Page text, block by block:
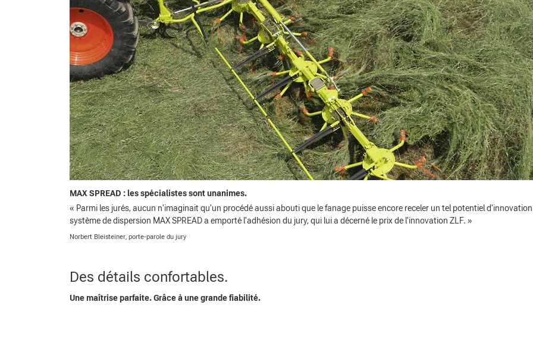
MAX SPREAD : les spécialistes sont unanimes.
« Parmi les jurés, aucun n'imaginait qu'un procédé aussi abouti que le fanage puisse encore receler un tel potentiel
système de dispersion MAX SPREAD a emporté l'adhésion du jury, qui lui a décerné le prix de l'innovation ZLF. »
Norbert Bleisteiner, porte-parole du jury
Des détails confortables.
Une maîtrise parfaite. Grâce à une grande fiabilité.